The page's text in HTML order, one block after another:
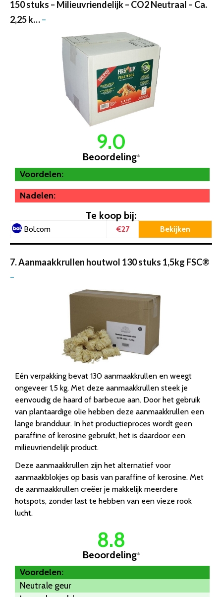
150 stuks – Milieuvriendelijk – CO2 Neutraal – Ca.
2,25 k…–
9.0
Beoordeling*
Voordelen:
Nadelen:
Te koop bij:
Bol.com €27 Bekijken
7. Aanmaakkrullen houtwol 130 stuks 1,5kg FSC®
–
Eén verpakking bevat 130 aanmaakkrullen en weegt
ongeveer 1,5 kg. Met deze aanmaakkrullen steek je
eenvoudig de haard of barbecue aan. Door het gebruik
van plantaardige olie hebben deze aanmaakkrullen een
lange brandduur. In het productieproces wordt geen
paraffine of kerosine gebruikt, het is daardoor een
milieuvriendelijk product.
Deze aanmaakkrullen zijn het alternatief voor
aanmaakblokjes op basis van paraffine of kerosine. Met
de aanmaakkrullen creëer je makkelijk meerdere
hotspots, zonder last te hebben van een vieze rook
lucht.
8.8
Beoordeling*
Voordelen:
Neutrale geur